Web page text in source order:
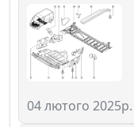
04 лютого 2025р.